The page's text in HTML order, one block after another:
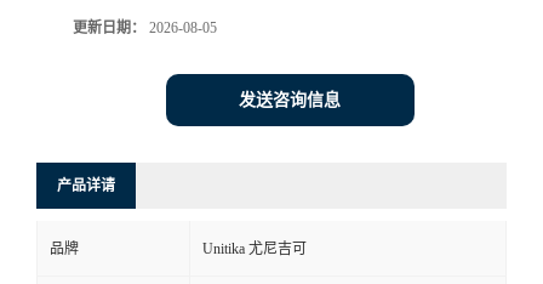
更新日期： 2026-08-05
发送咨询信息
产品详请
品牌 Unitika 尤尼吉可